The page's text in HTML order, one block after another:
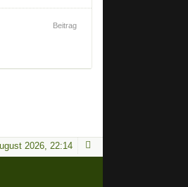
Beitrag
2026, 22:14